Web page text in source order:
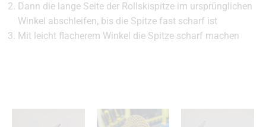
Dann die lange Seite der Rollskispitze im ursprünglichen
Winkel abschleifen, bis die Spitze fast scharf ist
Mit leicht flacherem Winkel die Spitze scharf machen